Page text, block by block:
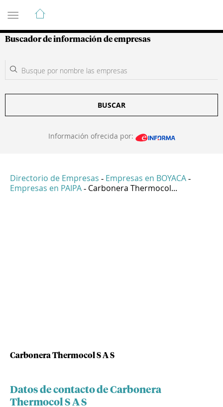
Guía de Empresas Colombianas
Buscador de información de empresas
BUSCAR
Información ofrecida por:
Directorio de Empresas - Empresas en BOYACA -
Empresas en PAIPA - Carbonera Thermocol...
Carbonera Thermocol S A S
Datos de contacto de Carbonera
Thermocol S A S